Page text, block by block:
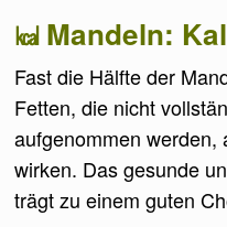
Mandeln:
Fast die Hälfte der
Fetten, die nicht
aufgenommen werden,
wirken. Das gesunde
trägt zu einem guten